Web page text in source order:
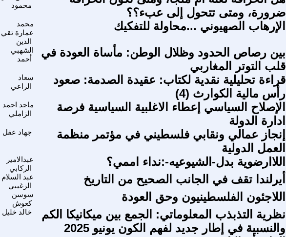
محمود
ضرورة، ومتى تتحول إلى عبء؟؟
محمد
عمارة تقي
الدين
الإرهاب الصهيوني ...محاولة للتفكيك
الشهبي
أحمد
بين رصاص الحدود وظلال الوطن: مأساة العودة في
قلب التوتر المغاربي
سعاد
الراعي
قراءة تحليلية نقدية لكتاب: عقيدة الصدمة: صعود
رأس مالية الكوارث (4)
ماجد احمد
الزاملي
الإصلاح السياسي إعطاء الاغلبية السياسية فرصة
ادارة الدولة
جهاد عقل
إنجاز عمالي ونقابي فلسطيني في مؤتمر منظمة
العمل الدولية
عبدالامير
الركابي
اللاارضوية بدل-الشيوعيه-:نداء اممي؟
عبد السلام
الزغيبي
أيرلندا تقف في الجانب الصحيح من التاريخ
سوسن
كعوش
اللاجئون الفلسطينيون وحق العودة
خالد خليل
نظرية التذبذب المعلوماتي: الجمع بين ميكانيكا الكم
والنسبية في إطار جديد لفهم الكون يونيو 2025